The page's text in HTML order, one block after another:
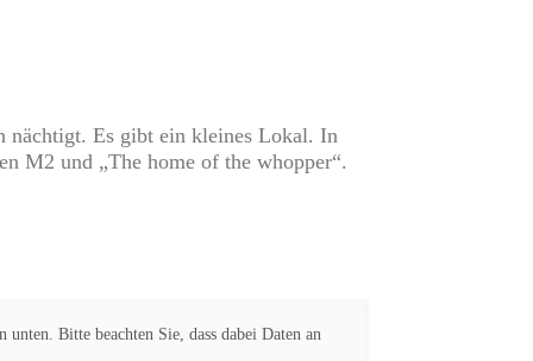
nächtigt. Es gibt ein kleines Lokal. In
M2 und „The home of the whopper“.
Bitte beachten Sie, dass dabei Daten an